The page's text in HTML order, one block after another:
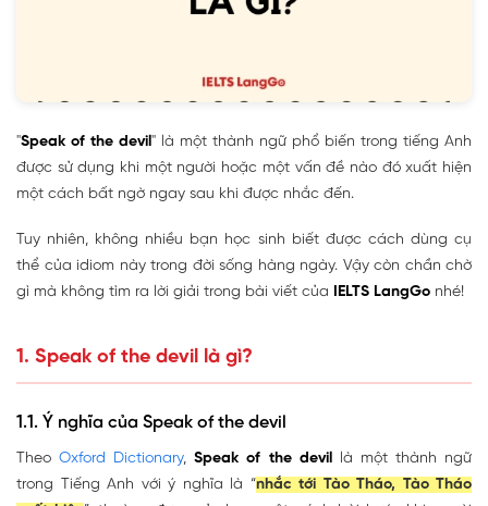
"Speak of the devil " là một thành ngữ phổ biến trong tiếng Anh
được sử dụng khi một người hoặc một vấn đề nào đó xuất hiện
một cách bất ngờ ngay sau khi được nhắc đến.
Tuy nhiên, không nhiều bạn học sinh biết được cách dùng cụ
thể của idiom này trong đời sống hàng ngày. Vậy còn chần chờ
gì mà không tìm ra lời giải trong bài viết của
IELTS LangGo nhé!
1. Speak of the devil là gì?
1.1. Ý nghĩa của Speak of the devil
TheoOxford Dictionary,Speak of the devil
là một thành ngữ
trong Tiếng Anh với ý nghĩa là “nhắc tới Tào Tháo, Tào Tháo